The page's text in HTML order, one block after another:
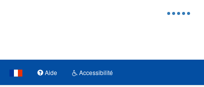
Menu
Aide Accessibilité